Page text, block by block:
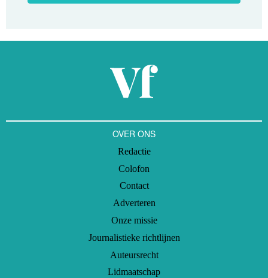
OVER ONS
Redactie
Colofon
Contact
Adverteren
Onze missie
Journalistieke richtlijnen
Auteursrecht
Lidmaatschap